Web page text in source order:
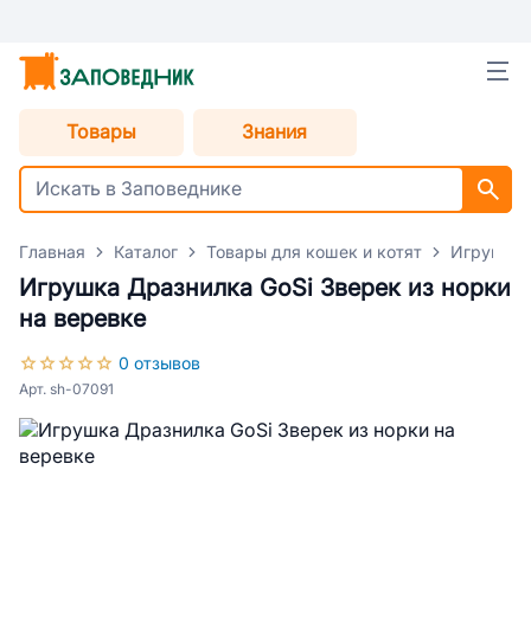
Товары Знания
Главная Каталог Товары для кошек и котят Игрушки
Игрушка Дразнилка GoSi Зверек из норки
на веревке
0 отзывов
Арт. sh-07091